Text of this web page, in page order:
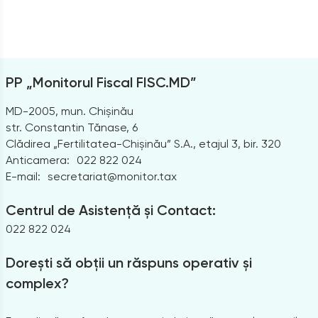
PP „Monitorul Fiscal FISC.MD”
MD-2005, mun. Chișinău
str. Constantin Tănase, 6
Clădirea „Fertilitatea-Chișinău” S.A., etajul 3, bir. 320
Anticamera:
022 822 024
E-mail: secretariat@monitor.tax
Centrul de Asistență și Contact:
022 822 024
Dorești să obții un răspuns operativ și
complex?